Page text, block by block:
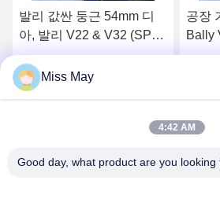
매
공장 가격 54mm 다이아,
Bally V22 & V32 (SP-
RND-Bally) Bally 버튼 판
매최상의 가격을 얻으세요
발
Miss May
4:42 AM
Good day, what product are you looking